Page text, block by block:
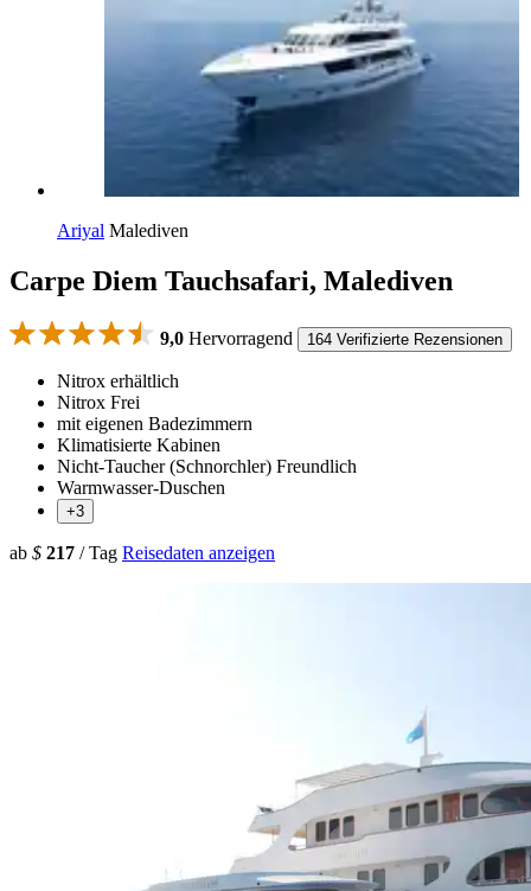
Ariyal Malediven
Carpe Diem Tauchsafari, Malediven
9,0 Hervorragend 164 Verifizierte Rezensionen
Nitrox erhältlich
Nitrox Frei
mit eigenen Badezimmern
Klimatisierte Kabinen
Nicht-Taucher (Schnorchler) Freundlich
Warmwasser-Duschen
+3
ab $ 217 / Tag Reisedaten anzeigen